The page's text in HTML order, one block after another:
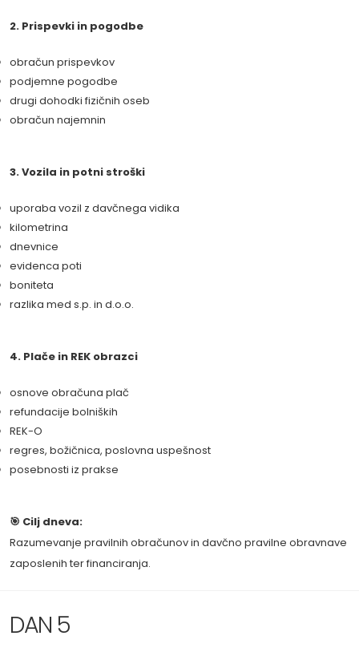
2. Prispevki in pogodbe
obračun prispevkov
podjemne pogodbe
drugi dohodki fizičnih oseb
obračun najemnin
3. Vozila in potni stroški
uporaba vozil z davčnega vidika
kilometrina
dnevnice
evidenca poti
boniteta
razlika med s.p. in d.o.o.
4. Plače in REK obrazci
osnove obračuna plač
refundacije bolniških
REK-O
regres, božičnica, poslovna uspešnost
posebnosti iz prakse
🎯 Cilj dneva:
Razumevanje pravilnih obračunov in davčno pravilne obravnave
zaposlenih ter financiranja.
DAN 5